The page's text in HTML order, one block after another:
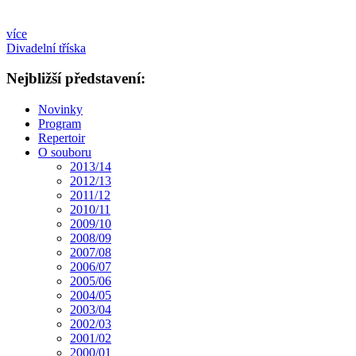
více
Divadelní tříska
Nejbližší představení:
Novinky
Program
Repertoir
O souboru
2013/14
2012/13
2011/12
2010/11
2009/10
2008/09
2007/08
2006/07
2005/06
2004/05
2003/04
2002/03
2001/02
2000/01